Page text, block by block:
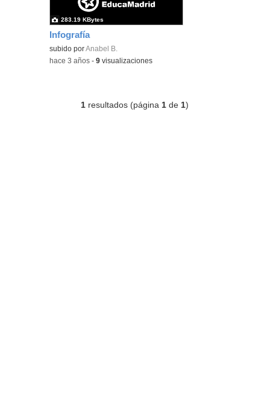
Infografía
subido porAnabel B.
283.19 KBytes
-hace 3 años -9 visualizaciones
1 resultados (página 1 de 1)